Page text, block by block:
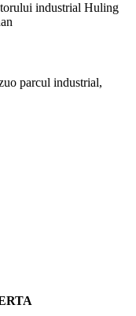
industrial Huling
parcul industrial,